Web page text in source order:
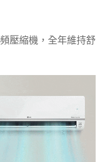
壓縮機，全年維持舒